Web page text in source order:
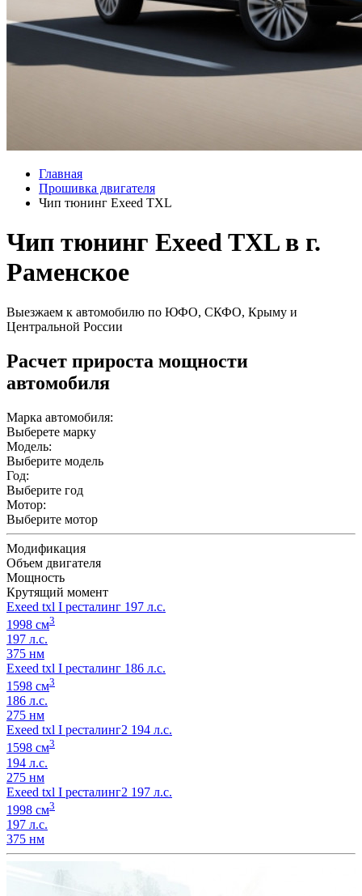
Главная
Прошивка двигателя
Чип тюнинг Exeed TXL
Чип тюнинг Exeed TXL в г.
Раменское
Выезжаем к автомобилю по ЮФО, СКФО, Крыму и
Центральной России
Расчет прироста мощности
автомобиля
Марка автомобиля:
Выберете марку
Модель:
Выберите модель
Год:
Выберите год
Мотор:
Выберите мотор
Модификация
Объем двигателя
Мощность
Крутящий момент
Exeed txl I ресталинг 197 л.с.
1998 см3
197 л.с.
375 нм
Exeed txl I ресталинг 186 л.с.
1598 см3
186 л.с.
275 нм
Exeed txl I ресталинг2 194 л.с.
1598 см3
194 л.с.
275 нм
Exeed txl I ресталинг2 197 л.с.
1998 см3
197 л.с.
375 нм